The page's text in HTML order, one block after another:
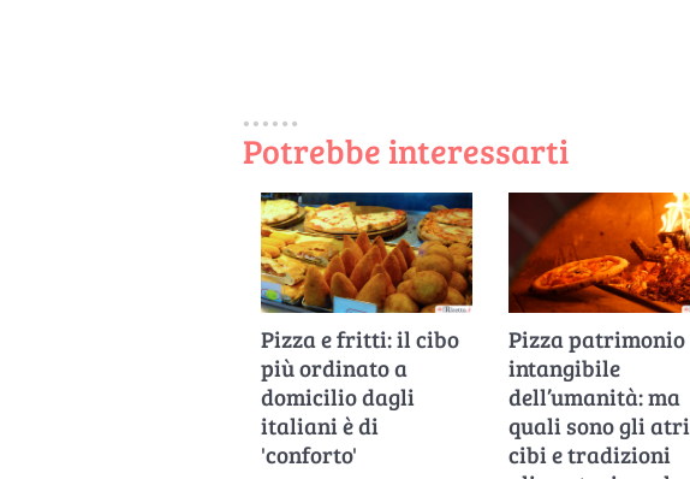
Potrebbe interessarti
Pizza e fritti: il cibo
più ordinato a
domicilio dagli
italiani è di
'conforto'
Pizza patrimonio
intangibile
dell’umanità: ma
quali sono gli atri
cibi e tradizioni